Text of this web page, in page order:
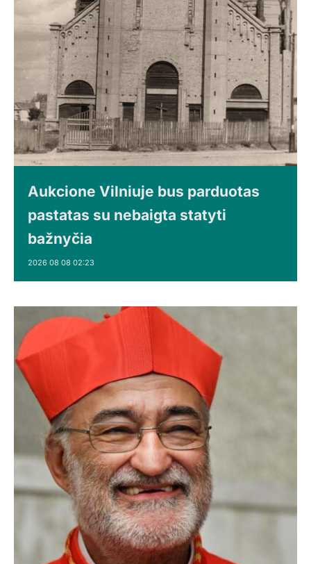
Aukcione Vilniuje bus parduotas
pastatas su nebaigta statyti
bažnyčia
2026 08 08 02:23